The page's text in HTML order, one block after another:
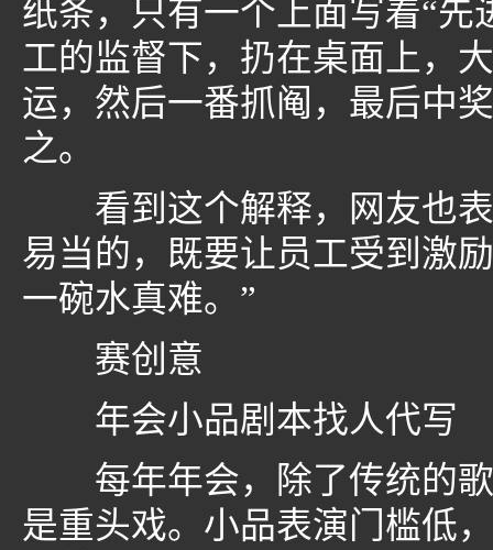
纸条，只有一个上面写着“先
工的监督下，扔在桌面上，
运，然后一番抓阄，最后中
之。
看到这个解释，网友也表
易当的，既要让员工受到激
一碗水真难。”
赛创意
年会小品剧本找人代写
每年年会，除了传统的歌
是重头戏。小品表演门槛低